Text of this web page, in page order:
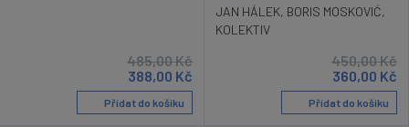
485,00Kč
388,00 Kč
Přidat do košíku
JAN HÁLEK, BORIS MOSKOVIĆ,
KOLEKTIV
450,00Kč
360,00 Kč
Přidat do košíku